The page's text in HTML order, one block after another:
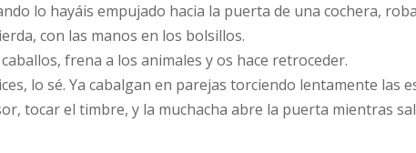
lo hayáis empujado hacia la puerta de una cochera,
con las manos en los bolsillos.
frena a los animales y os hace retroceder.
lo sé. Ya cabalgan en parejas torciendo lentamente las
tocar el timbre, y la muchacha abre la puerta mientras